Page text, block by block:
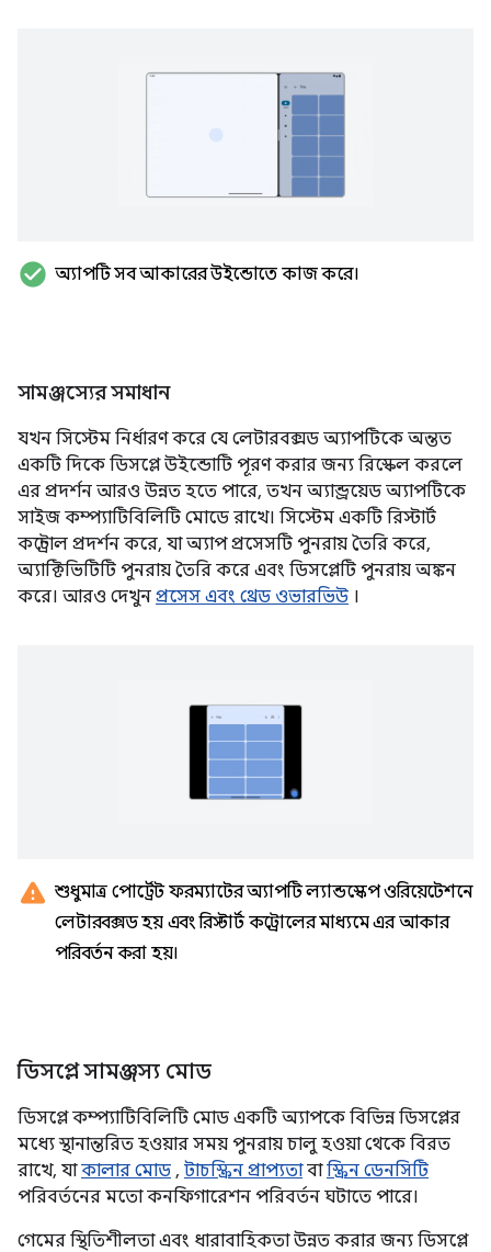
check_circle অ্যাপটি সব আকারের উইন্ডোতে কাজ করে।
সামঞ্জস্যের সমাধান
যখন সিস্টেম নির্ধারণ করে যে লেটারবক্সড অ্যাপটিকে অন্তত
একটি দিকে ডিসপ্লে উইন্ডোটি পূরণ করার জন্য রিস্কেল করলে
এর প্রদর্শন আরও উন্নত হতে পারে, তখন অ্যান্ড্রয়েড অ্যাপটিকে
সাইজ কম্প্যাটিবিলিটি মোডে রাখে। সিস্টেম একটি রিস্টার্ট
কন্ট্রোল প্রদর্শন করে, যা অ্যাপ প্রসেসটি পুনরায় তৈরি করে,
অ্যাক্টিভিটিটি পুনরায় তৈরি করে এবং ডিসপ্লেটি পুনরায় অঙ্কন
করে। আরও দেখুন প্রসেস এবং থ্রেড ওভারভিউ ।
warning শুধুমাত্র পোর্ট্রেট ফরম্যাটের অ্যাপটি ল্যান্ডস্কেপ ওরিয়েন্টেশনে
লেটারবক্সড হয় এবং রিস্টার্ট কন্ট্রোলের মাধ্যমে এর আকার
পরিবর্তন করা হয়।
ডিসপ্লে সামঞ্জস্য মোড
ডিসপ্লে কম্প্যাটিবিলিটি মোড একটি অ্যাপকে বিভিন্ন ডিসপ্লের
মধ্যে স্থানান্তরিত হওয়ার সময় পুনরায় চালু হওয়া থেকে বিরত
রাখে, যাকালার মোড , টাচস্ক্রিন প্রাপ্যতাবাস্ক্রিন ডেনসিটি
পরিবর্তনের মতো কনফিগারেশন পরিবর্তন ঘটাতে পারে।
গেমের স্থিতিশীলতা এবং ধারাবাহিকতা উন্নত করার জন্য ডিসপ্লে